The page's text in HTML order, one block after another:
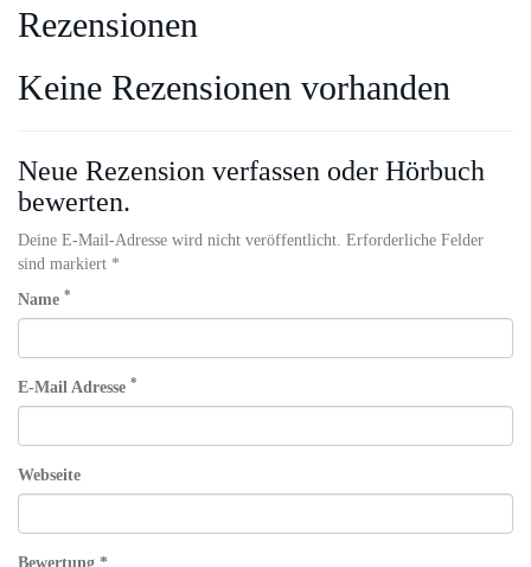
Rezensionen
Keine Rezensionen vorhanden
Neue Rezension verfassen oder Hörbuch
bewerten.
Deine E-Mail-Adresse wird nicht veröffentlicht. Erforderliche Felder
sind markiert *
Name *
E-Mail Adresse *
Webseite
Bewertung *